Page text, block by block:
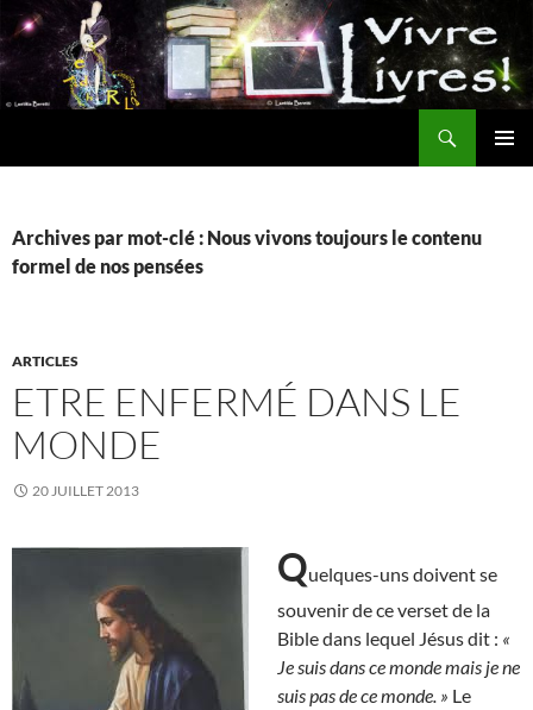
Aller
au
contenu
Archives par mot-clé : Nous vivons toujours le contenu
formel de nos pensées
ARTICLES
ETRE ENFERMÉ DANS LE
MONDE
20 JUILLET 2013
Quelques-uns doivent se
souvenir de ce verset de la
Bible dans lequel Jésus dit : «
Je suis dans ce monde mais je ne
suis pas de ce monde. » Le